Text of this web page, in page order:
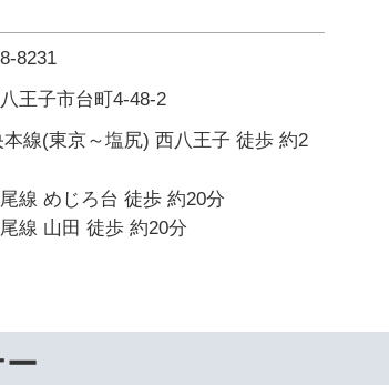
8231
王子市台町4-48-2
線(東京～塩尻) 西八王子 徒歩 約2
線 めじろ台 徒歩 約20分
線 山田 徒歩 約20分